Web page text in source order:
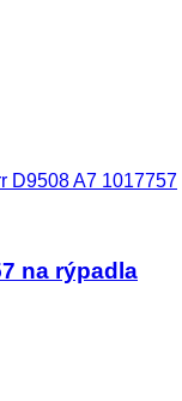
D9508 A7 1017757
na rýpadla